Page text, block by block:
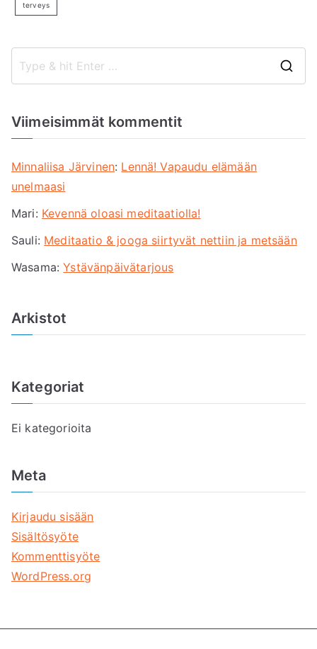
terveys
Viimeisimmät kommentit
Minnaliisa Järvinen: Lennä! Vapaudu elämään
unelmaasi
Mari: Kevennä oloasi meditaatiolla!
Sauli: Meditaatio & jooga siirtyvät nettiin ja metsään
Wasama:Ystävänpäivätarjous
Arkistot
Kategoriat
Ei kategorioita
Meta
Kirjaudu sisään
Sisältösyöte
Kommenttisyöte
WordPress.org